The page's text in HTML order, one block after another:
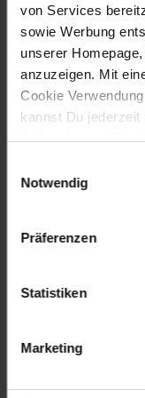
von Services
sowie Werbung
unserer
anzuzeigen. Mit
Cookie
kannst Du jederzeit
ändern bzw.
Notwendig
Präferenzen
Statistiken
Marketing
Warte nicht länger
Glass Protector für
Dein Smartphone
Artikelnummer:
EAN: 4059235181110
Artikel gehört zur
Fußzeile
Weitere